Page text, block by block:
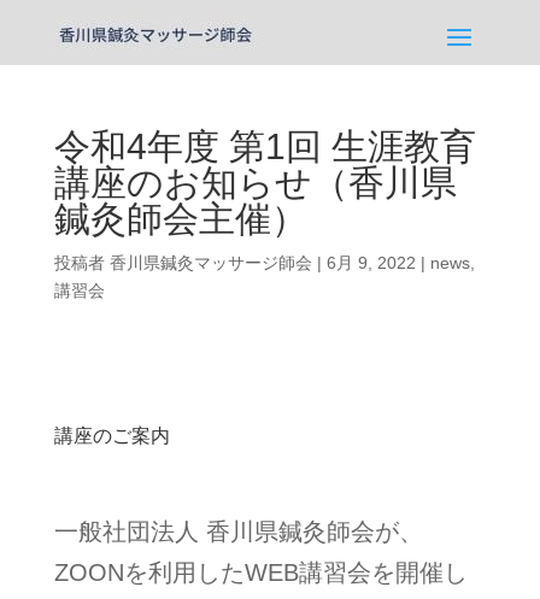
令和4年度 第1回 生涯教育
講座のお知らせ（香川県
鍼灸師会主催）
投稿者 香川県鍼灸マッサージ師会 | 6月 9, 2022 | news,
講習会
講座のご案内
一般社団法人 香川県鍼灸師会が、
ZOONを利用したWEB講習会を開催し